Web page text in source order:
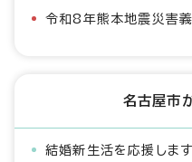
令和8年熊本地震災害
名古屋市
結婚新生活を応援しま